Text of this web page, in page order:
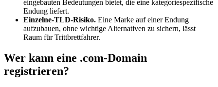
eingebauten Bedeutungen bietet, die eine kategoriespezifische
Endung liefert.
Einzelne-TLD-Risiko. Eine Marke auf einer Endung
aufzubauen, ohne wichtige Alternativen zu sichern, lässt
Raum für Trittbrettfahrer.
Wer kann eine .com-Domain
registrieren?